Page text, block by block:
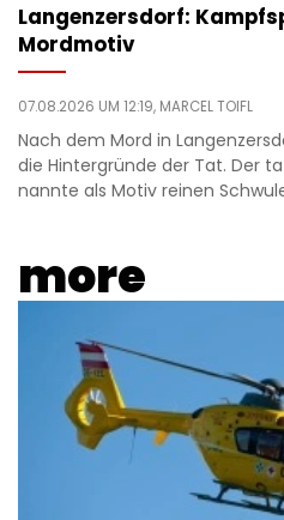
Langenzersdorf:
Mordmotiv
07.08.2026 UM 12:19, MARCEL TOIFL
Nach dem Mord in
die Hintergründe der Tat. Der
nannte als Motiv reinen
more